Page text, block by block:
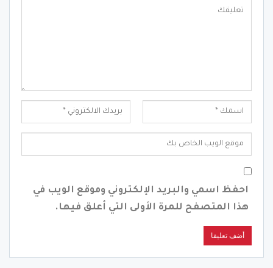
احفظ اسمي والبريد الإلكتروني وموقع الويب في
هذا المتصفح للمرة الأولى التي أعلق فيها.